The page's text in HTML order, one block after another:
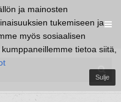
ja mainosten
tukemiseen ja
myös sosiaalisen
tietoa siitä,
Sulje